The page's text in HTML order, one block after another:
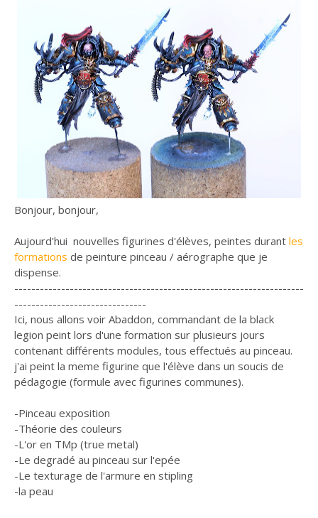
Bonjour, bonjour,
Aujourd'hui nouvelles figurines d'élèves, peintes durant les
formations de peinture pinceau / aérographe que je
dispense.
--------------------------------------------------------------------
-------------------------------
Ici, nous allons voir Abaddon, commandant de la black
legion peint lors d'une formation sur plusieurs jours
contenant différents modules, tous effectués au pinceau.
j'ai peint la meme figurine que l'élève dans un soucis de
pédagogie (formule avec figurines communes).
-Pinceau exposition
-Théorie des couleurs
-L'or en TMp (true metal)
-Le degradé au pinceau sur l'epée
-Le texturage de l'armure en stipling
-la peau